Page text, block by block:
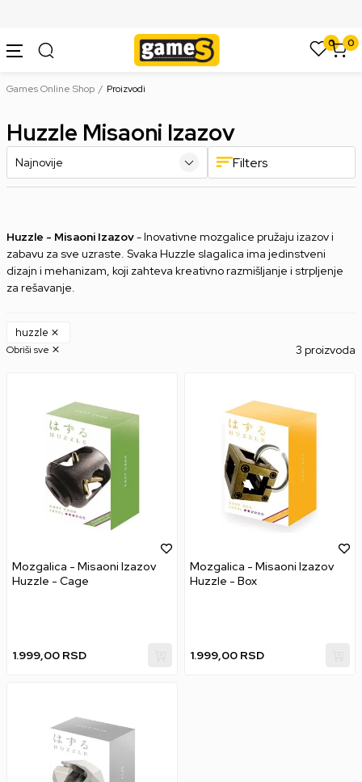
0 0
Games Online Shop Proizvodi
Huzzle Misaoni Izazov
Filters
Huzzle - Misaoni Izazov- Inovativne mozgalice pružaju izazov i
zabavu za sve uzraste. Svaka Huzzle slagalica ima jedinstveni
dizajn i mehanizam, koji zahteva kreativno razmišljanje i strpljenje
za rešavanje.
huzzle
3 proizvoda
Obriši sve
Mozgalica - Misaoni Izazov
Huzzle - Cage
1.999,00 RSD
Mozgalica - Misaoni Izazov
Huzzle - Box
1.999,00 RSD